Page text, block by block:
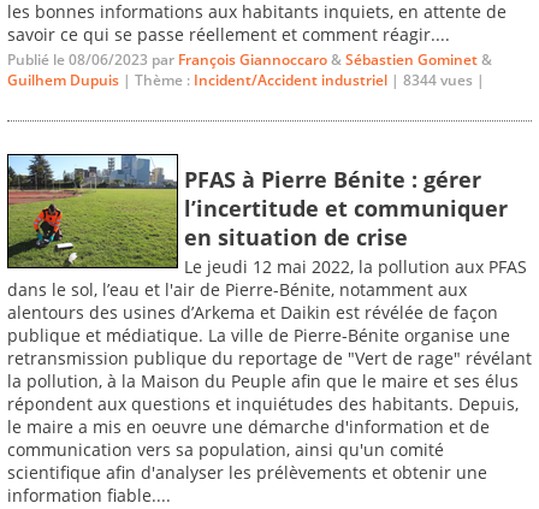
les bonnes informations aux habitants inquiets, en attente de
savoir ce qui se passe réellement et comment réagir....
Publié le 08/06/2023 par François Giannoccaro&Sébastien Gominet&
Guilhem Dupuis | Thème : Incident/Accident industriel | 8344 vues |
PFAS à Pierre Bénite : gérer
l’incertitude et communiquer
en situation de crise
Le jeudi 12 mai 2022, la pollution aux PFAS
dans le sol, l’eau et l'air de Pierre-Bénite, notamment aux
alentours des usines d’Arkema et Daikin est révélée de façon
publique et médiatique. La ville de Pierre-Bénite organise une
retransmission publique du reportage de "Vert de rage" révélant
la pollution, à la Maison du Peuple afin que le maire et ses élus
répondent aux questions et inquiétudes des habitants. Depuis,
le maire a mis en oeuvre une démarche d'information et de
communication vers sa population, ainsi qu'un comité
scientifique afin d'analyser les prélèvements et obtenir une
information fiable....